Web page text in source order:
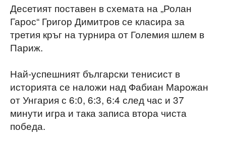
Десетият поставен в схемата на „Ролан
Гарос“ Григор Димитров се класира за
третия кръг на турнира от Големия шлем в
Париж.
Най-успешният български тенисист в
историята се наложи над Фабиан Марожан
от Унгария с 6:0, 6:3, 6:4 след час и 37
минути игра и така записа втора чиста
победа.